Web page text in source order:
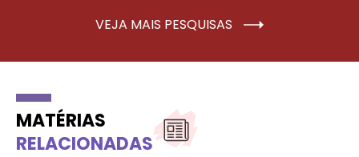
VEJA MAIS PESQUISAS
MATÉRIAS
RELACIONADAS